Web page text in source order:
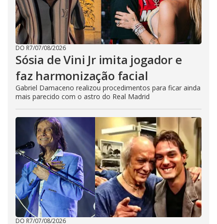
DO R7/07/08/2026
Sósia de Vini Jr imita jogador e
faz harmonização facial
Gabriel Damaceno realizou procedimentos para ficar ainda
mais parecido com o astro do Real Madrid
DO R7/07/08/2026